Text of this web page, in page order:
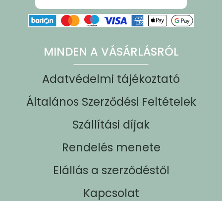
MINDEN A VÁSÁRLÁSRÓL
Adatvédelmi tájékoztató
Általános Szerződési Feltételek
Szállítási díjak
Rendelés menete
Elállás a szerződéstől
Kapcsolat